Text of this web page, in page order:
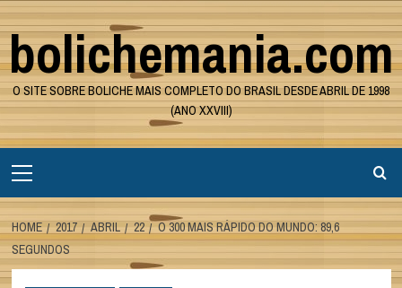
Skip
to
content
bolichemania.com
O SITE SOBRE BOLICHE MAIS COMPLETO DO BRASIL DESDE ABRIL DE 1998
(ANO XXVIII)
Menu
HOME 2017 ABRIL 22
O 300 MAIS RÁPIDO DO MUNDO: 89,6
SEGUNDOS